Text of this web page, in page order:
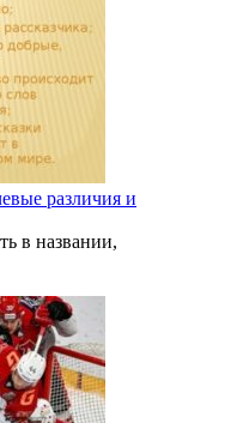
различия и
в названии,